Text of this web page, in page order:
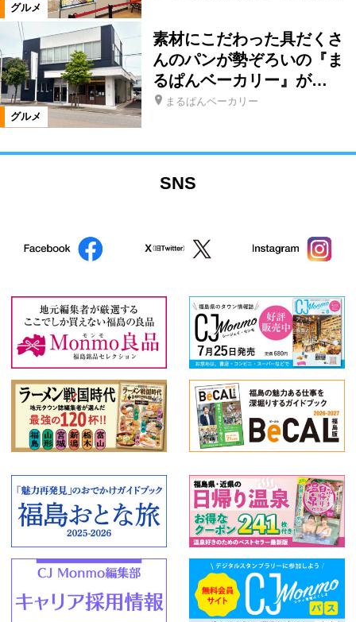
グルメ
グルメ
素材にこだわった具だくさ
んのパンが勢ぞろいの『ま
るぱんベーカリー』が…
まるぱんベーカリー
SNS